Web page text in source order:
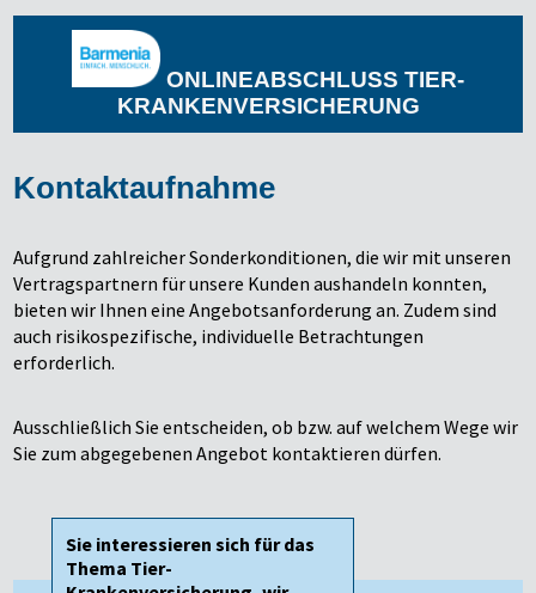
ONLINEABSCHLUSS TIER-
KRANKENVERSICHERUNG
Kontaktaufnahme
Aufgrund zahlreicher Sonderkonditionen, die wir mit unseren
Vertragspartnern für unsere Kunden aushandeln konnten,
bieten wir Ihnen eine Angebotsanforderung an. Zudem sind
auch risikospezifische, individuelle Betrachtungen
erforderlich.
Ausschließlich Sie entscheiden, ob bzw. auf welchem Wege wir
Sie zum abgegebenen Angebot kontaktieren dürfen.
Sie interessieren sich für das
Thema Tier-